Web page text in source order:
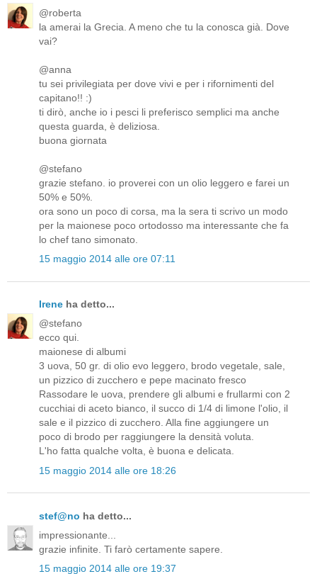
@roberta
la amerai la Grecia. A meno che tu la conosca già. Dove
vai?
@anna
tu sei privilegiata per dove vivi e per i rifornimenti del
capitano!! :)
ti dirò, anche io i pesci li preferisco semplici ma anche
questa guarda, è deliziosa.
buona giornata
@stefano
grazie stefano. io proverei con un olio leggero e farei un
50% e 50%.
ora sono un poco di corsa, ma la sera ti scrivo un modo
per la maionese poco ortodosso ma interessante che fa
lo chef tano simonato.
15 maggio 2014 alle ore 07:11
Irene ha detto...
@stefano
ecco qui.
maionese di albumi
3 uova, 50 gr. di olio evo leggero, brodo vegetale, sale,
un pizzico di zucchero e pepe macinato fresco
Rassodare le uova, prendere gli albumi e frullarmi con 2
cucchiai di aceto bianco, il succo di 1/4 di limone l'olio, il
sale e il pizzico di zucchero. Alla fine aggiungere un
poco di brodo per raggiungere la densità voluta.
L'ho fatta qualche volta, è buona e delicata.
15 maggio 2014 alle ore 18:26
stef@no ha detto...
impressionante...
grazie infinite. Ti farò certamente sapere.
15 maggio 2014 alle ore 19:37